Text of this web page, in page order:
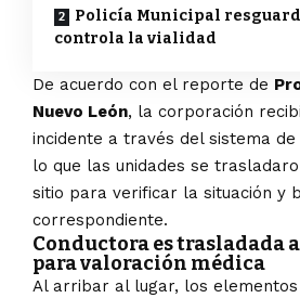
Policía Municipal
controla la vialidad
De acuerdo con el reporte de
Nuevo León, la corporación
incidente a través del sistema
lo que las unidades se
sitio para verificar la situación y
correspondiente.
Conductora es trasladada
para valoración médica
Al arribar al lugar, los